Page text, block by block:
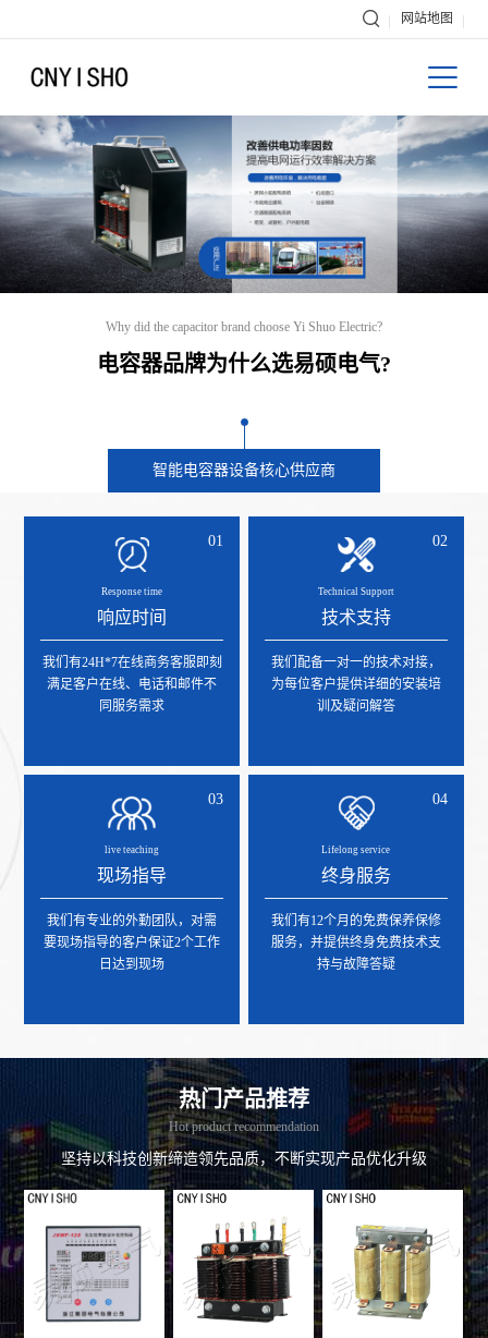
 网站地图

Why did the capacitor brand choose Yi Shuo Electric?
电容器品牌为什么选易硕电气?
智能电容器设备核心供应商
01
Response time
响应时间
我们有24H*7在线商务客服即刻
满足客户在线、电话和邮件不
同服务需求
02
Technical Support
技术支持
我们配备一对一的技术对接，
为每位客户提供详细的安装培
训及疑问解答
03
live teaching
现场指导
我们有专业的外勤团队，对需
要现场指导的客户保证2个工作
日达到现场
04
Lifelong service
终身服务
我们有12个月的免费保养保修
服务，并提供终身免费技术支
持与故障答疑
热门产品推荐
Hot product recommendation
坚持以科技创新缔造领先品质，不断实现产品优化升级